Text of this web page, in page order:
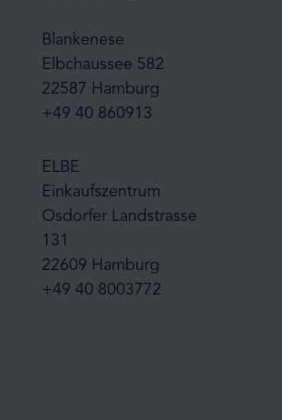
Blankenese
Elbchaussee 582
22587 Hamburg
+49 40 860913
ELBE
Einkaufszentrum
Osdorfer Landstrasse
131
22609 Hamburg
+49 40 8003772